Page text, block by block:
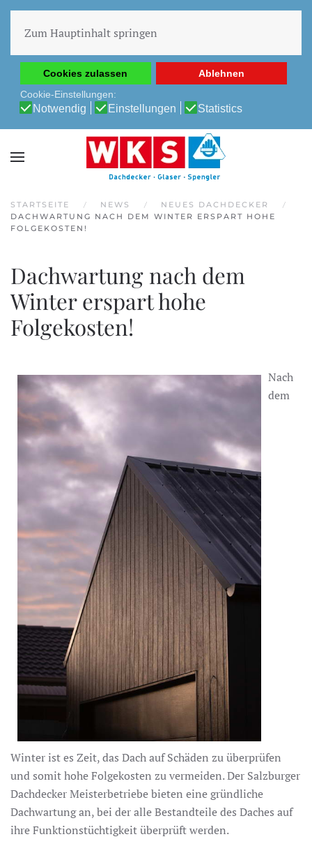
Erfahrung auf unserer Website zu ermöglichen.
Cookie-Richtlinie
Datenschutz-Bestimmungen
Cookies zulassen
Ablehnen
Cookie-Einstellungen:
Notwendig Einstellungen Statistics
Zum Hauptinhalt springen
STARTSEITE NEWS
NEUES DACHDECKER
DACHWARTUNG NACH DEM WINTER ERSPART HOHE
FOLGEKOSTEN!
Dachwartung nach dem
Winter erspart hohe
Folgekosten!
Nach
dem
Winter ist es Zeit, das Dach auf Schäden zu überprüfen
und somit hohe Folgekosten zu vermeiden. Der Salzburger
Dachdecker Meisterbetriebe bieten eine gründliche
Dachwartung an, bei der alle Bestandteile des Daches auf
ihre Funktionstüchtigkeit überprüft werden.